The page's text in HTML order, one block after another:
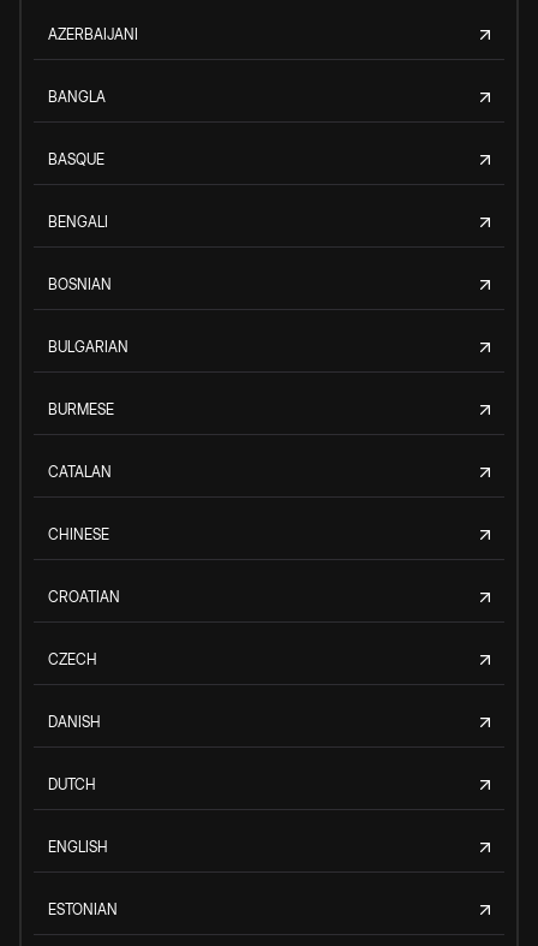
AZERBAIJANI
BANGLA
BASQUE
BENGALI
BOSNIAN
BULGARIAN
BURMESE
CATALAN
CHINESE
CROATIAN
CZECH
DANISH
DUTCH
ENGLISH
ESTONIAN